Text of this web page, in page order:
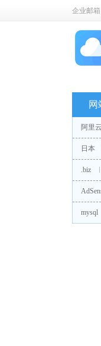
企业邮箱
网
阿里云
日本
.biz
mysql